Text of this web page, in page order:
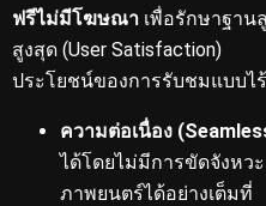
ฟรีไม่มีโฆษณา เพื่อรักษาฐาน
สูงสุด (User Satisfaction)
ประโยชน์ของการรับชมแบบไ
ความต่อเนื่อง
ได้โดยไม่มีการขัดจังหว
ภาพยนตร์ได้อย่างเต็มที่